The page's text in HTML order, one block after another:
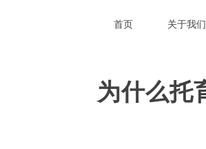
首页 关于我们
为什么托